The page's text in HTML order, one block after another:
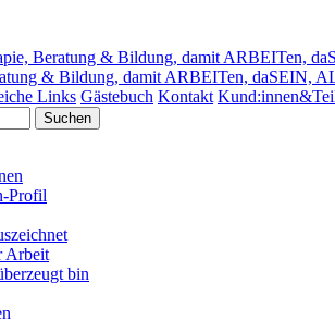
& Bildung, damit ARBEITen, daSEIN,
Links Gästebuch Kontakt
Profil
Arbeit
bin